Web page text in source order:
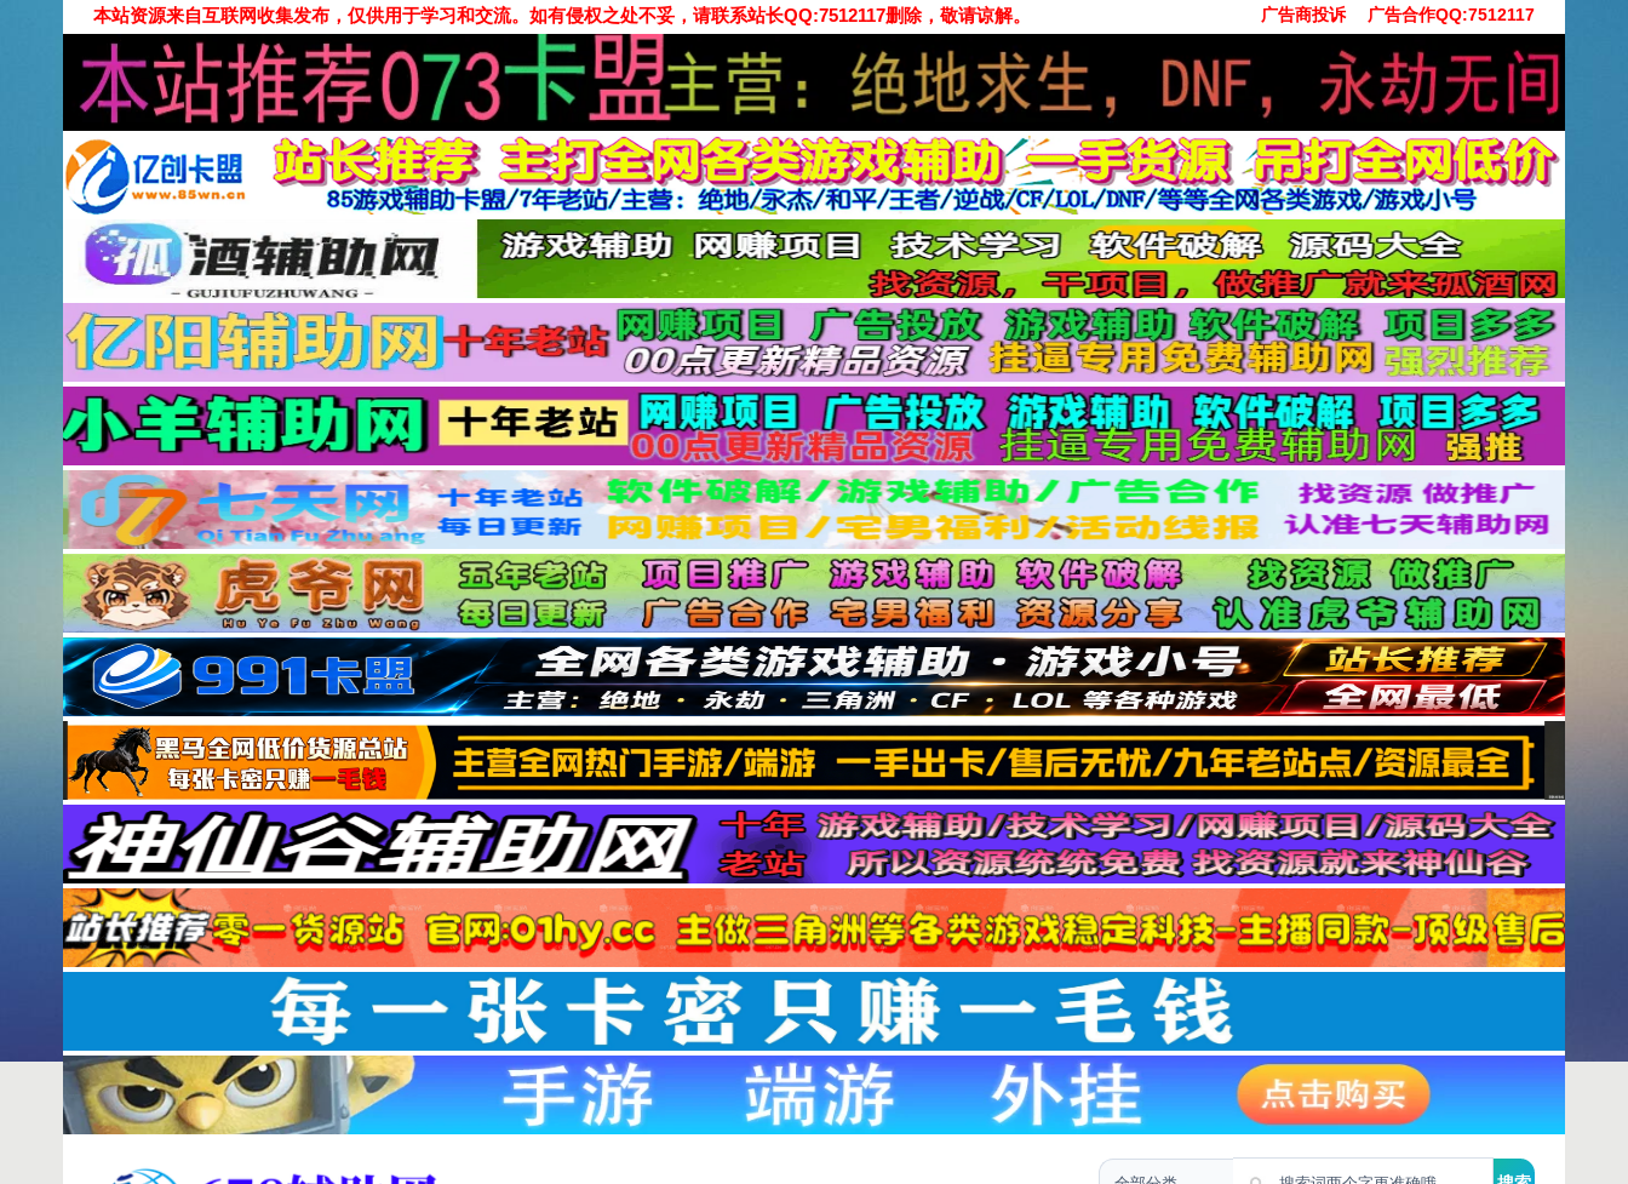
本站资源来自互联网收集发布，仅供用于学习和交流。如有侵权之处不妥，请联系站长QQ:7512117删除，敬请谅解。 广告商投诉 广告合作QQ:7512117